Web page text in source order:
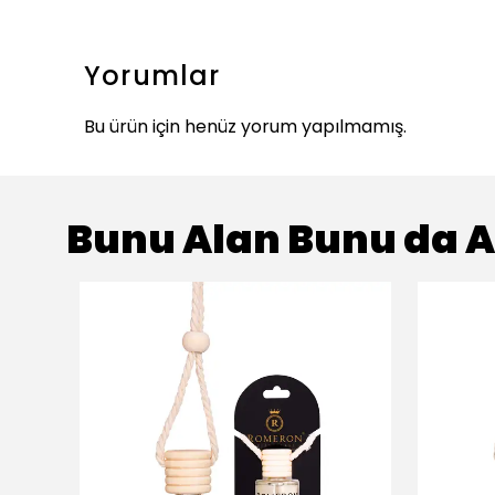
Yorumlar
Bu ürün için henüz yorum yapılmamış.
Bunu Alan Bunu da